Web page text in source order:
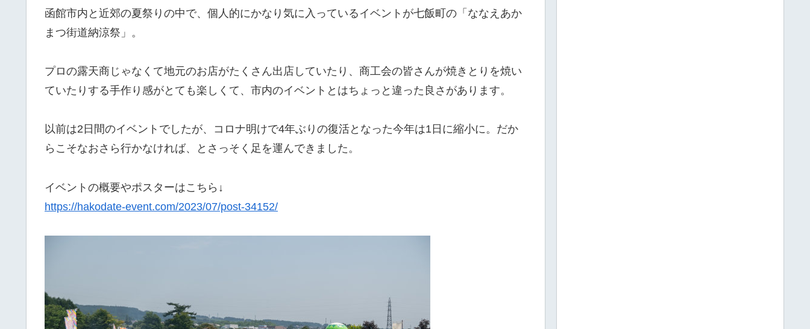
函館市内と近郊の夏祭りの中で、個人的にかなり気に入っているイベントが七飯町の「ななえあか
まつ街道納涼祭」。
プロの露天商じゃなくて地元のお店がたくさん出店していたり、商工会の皆さんが焼きとりを焼い
ていたりする手作り感がとても楽しくて、市内のイベントとはちょっと違った良さがあります。
以前は2日間のイベントでしたが、コロナ明けで4年ぶりの復活となった今年は1日に縮小に。だか
らこそなおさら行かなければ、とさっそく足を運んできました。
イベントの概要やポスターはこちら↓
https://hakodate-event.com/2023/07/post-34152/